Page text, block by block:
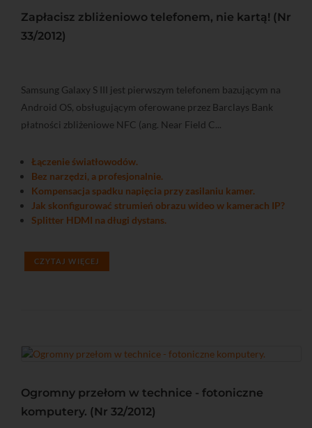
Zapłacisz zbliżeniowo telefonem, nie kartą! (Nr
33/2012)
Samsung Galaxy S III jest pierwszym telefonem bazującym na
Android OS, obsługującym oferowane przez Barclays Bank
płatności zbliżeniowe NFC (ang. Near Field C...
Łączenie światłowodów.
Bez narzędzi, a profesjonalnie.
Kompensacja spadku napięcia przy zasilaniu kamer.
Jak skonfigurować strumień obrazu wideo w kamerach IP?
Splitter HDMI na długi dystans.
CZYTAJ WIĘCEJ
Ogromny przełom w technice - fotoniczne
komputery. (Nr 32/2012)